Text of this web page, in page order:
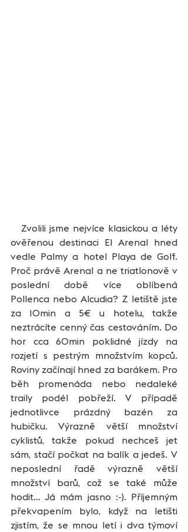
ověřenou destinaci El Arenal hned
vedle Palmy a hotel Playa de Golf.
Proč právě Arenal a ne triatlonově v
poslední době více oblíbená
Pollenca nebo Alcudia? Z letiště jste
za 10min a 5€ u hotelu, takže
neztrácíte cenný čas cestováním. Do
hor cca 60min poklidné jízdy na
rozjetí s pestrým množstvím kopců.
Roviny začínají hned za barákem. Pro
běh promenáda nebo nedaleké
traily podél pobřeží. V případě
jednotlivce prázdný bazén za
hubičku. Výrazně větší množství
cyklistů, takže pokud nechceš jet
sám, stačí počkat na balík a jedeš. V
neposlední řadě výrazně větší
množství barů, což se také může
hodit… Já mám jasno :-). Příjemným
překvapením bylo, když na letišti
zjistím, že se mnou letí i dva týmoví